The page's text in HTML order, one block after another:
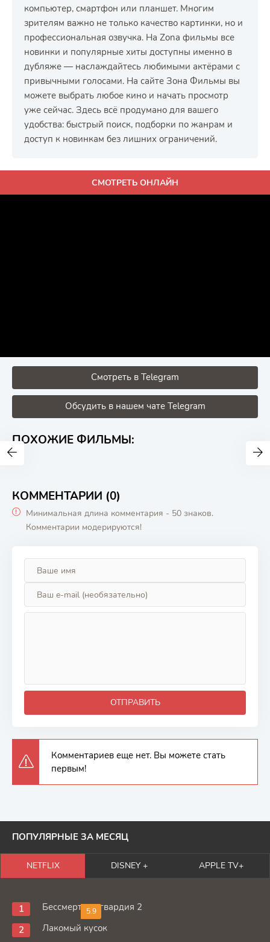
компьютер, смартфон или планшет. Многим
зрителям важно не только качество картинки, но и
профессиональная озвучка. На Zona фильмы все
новинки и популярные хиты доступны именно в
дубляже — наслаждайтесь любимыми актёрами с
привычными голосами. На сайте Зона Фильмы вы
можете выбрать любое кино и начать просмотр
уже сейчас. Здесь всё продумано для вашего
удобства: быстрый поиск, подборки по жанрам и
доступ к новинкам без лишних ограничений.
СМОТРЕТЬ ОНЛАЙН
Смотреть в Telegram
Обсудить в нашем чате Telegram
ПОХОЖИЕ ФИЛЬМЫ:
КОММЕНТАРИИ (0)
Минимальная длина комментария - 50 знаков.
Комментарии модерируются!
ОТПРАВИТЬ
Комментариев еще нет. Вы можете стать
первым!
ПОПУЛЯРНЫЕ ЗА МЕСЯЦ
NETFLIX DISNEY + APPLE TV+
5.9
Бессмертная гвардия 2
Лакомый кусок